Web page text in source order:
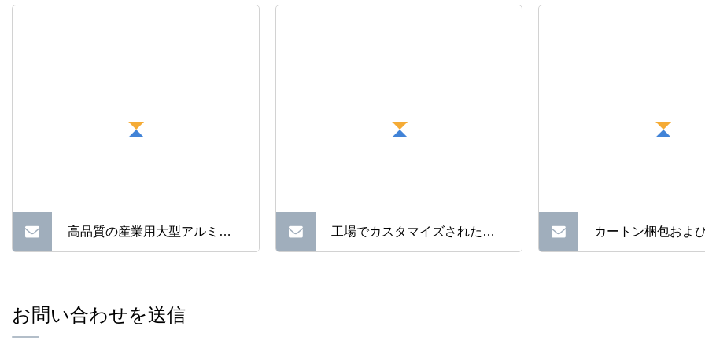
高品質の産業用大型アルミニ
品の滑らかな接触平面を備え
工場でカスタマイズされた銅 カートン梱包およ
お問い合わせを送信